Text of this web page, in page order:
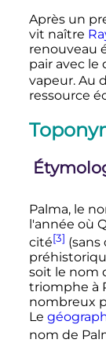
Après un
vit naître
renouveau
pair avec le
vapeur. Au
ressource
Palma, le
l'année où
cité[3] (sans
soit le nom
triomphe à
nombreux
Le
nom de